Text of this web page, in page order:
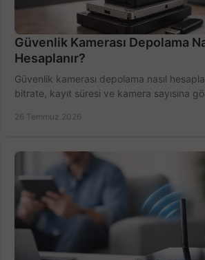
Güvenlik Kamerası Depolama
Hesaplanır?
Güvenlik kamerası depolama nasıl
bitrate, kayıt süresi ve kamera sayısına
26 Temmuz 2026